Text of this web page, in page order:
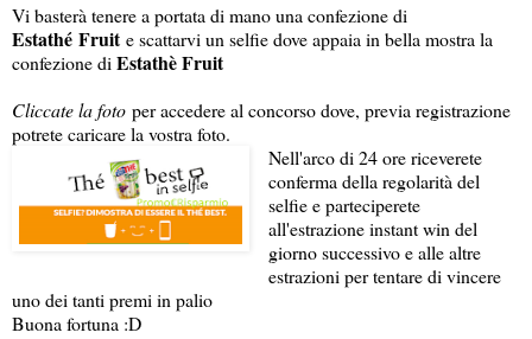
Vi basterà tenere a portata di mano una confezione di
Estathé Fruit e scattarvi un selfie dove appaia in bella mostra la
confezione di Estathè Fruit
Cliccate la foto per accedere al concorso dove, previa registrazione
potrete caricare la vostra foto.
Nell'arco di 24 ore riceverete
conferma della regolarità del
selfie e parteciperete
all'estrazione instant win del
giorno successivo e alle altre
estrazioni per tentare di vincere
uno dei tanti premi in palio
Buona fortuna :D